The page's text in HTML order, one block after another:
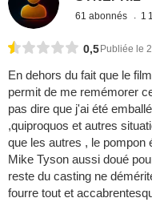
61 abonnés 1
0,5 Publiée le
En dehors du fait que le
permit de me remémorer
pas dire que j'ai été
,quiproquos et autres
que les autres , le pompon
Mike Tyson aussi doué
reste du casting ne
fourre tout et